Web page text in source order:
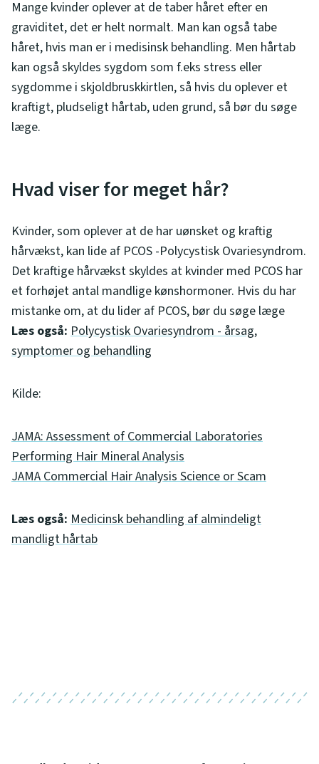
Mange kvinder oplever at de taber håret efter en
graviditet, det er helt normalt. Man kan også tabe
håret, hvis man er i medisinsk behandling. Men hårtab
kan også skyldes sygdom som f.eks stress eller
sygdomme i skjoldbruskkirtlen, så hvis du oplever et
kraftigt, pludseligt hårtab, uden grund, så bør du søge
læge.
Hvad viser for meget hår?
Kvinder, som oplever at de har uønsket og kraftig
hårvækst, kan lide af PCOS -Polycystisk Ovariesyndrom.
Det kraftige hårvækst skyldes at kvinder med PCOS har
et forhøjet antal mandlige kønshormoner. Hvis du har
mistanke om, at du lider af PCOS, bør du søge læge
Læs også: Polycystisk Ovariesyndrom - årsag,
symptomer og behandling
Kilde:
JAMA: Assessment of Commercial Laboratories
Performing Hair Mineral Analysis
JAMA Commercial Hair Analysis Science or Scam
Læs også: Medicinsk behandling af almindeligt
mandligt hårtab